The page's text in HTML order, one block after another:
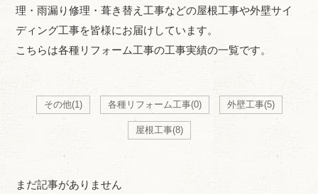
理・雨漏り修理・葺き替え工事などの屋根工事や外壁サイ
ディング工事を皆様にお届けしています。
こちらは各種リフォーム工事の工事実績の一覧です。
その他(1) 各種リフォーム工事(0) 外壁工事(5)
屋根工事(8)
まだ記事がありません